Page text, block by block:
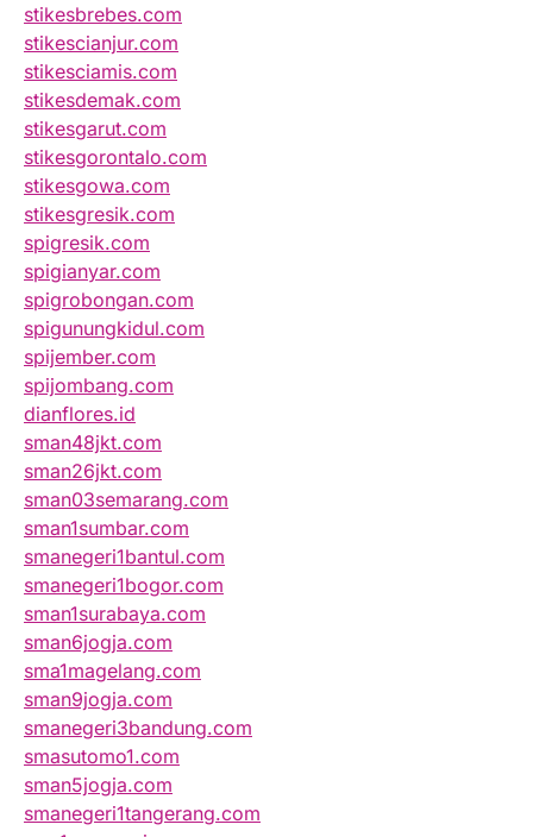
stikesbrebes.com
stikescianjur.com
stikesciamis.com
stikesdemak.com
stikesgarut.com
stikesgorontalo.com
stikesgowa.com
stikesgresik.com
spigresik.com
spigianyar.com
spigrobongan.com
spigunungkidul.com
spijember.com
spijombang.com
dianflores.id
sman48jkt.com
sman26jkt.com
sman03semarang.com
sman1sumbar.com
smanegeri1bantul.com
smanegeri1bogor.com
sman1surabaya.com
sman6jogja.com
sma1magelang.com
sman9jogja.com
smanegeri3bandung.com
smasutomo1.com
sman5jogja.com
smanegeri1tangerang.com